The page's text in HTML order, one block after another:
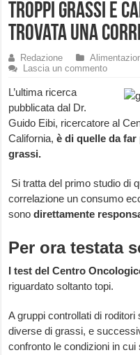
Troppi grassi e
trovata una
Redazione
Lascia un commento
L’ultima ricerca
pubblicata dal Dr.
Guido Eibi, ricercatore al
California,è di quelle da
grassi.
Si tratta del primo studio di
correlazione un consumo
sonodirettamente
Per ora testata
I test del Centro
riguardato soltanto topi.
A gruppi controllati di
diverse di grassi, e
confronto le condizioni in